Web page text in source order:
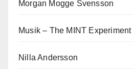
Morgan Mogge Svensson
Musik – The MINT Experiment
Nilla Andersson